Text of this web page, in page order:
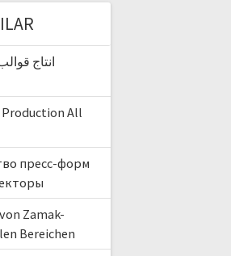
انتاج
All
пресс-форм
Zamak-
Bereichen